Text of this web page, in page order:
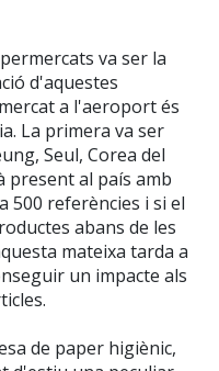
va ser la
d'aquestes
a l'aeroport és
La primera va ser
Seul, Corea del
present al país amb
500 referències i si el
abans de les
mateixa tarda a
un impacte als
de paper higiènic,